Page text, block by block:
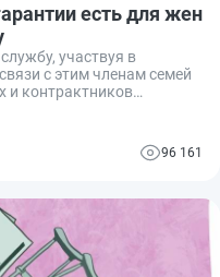
есть для жен
участвуя в
с этим членам семей
и контрактников
вправе рассчитывать
96 161